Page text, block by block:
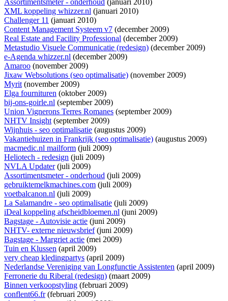
Assortimentsmeter - onderhoud (januari 2010)
XML koppeling whizzer.nl (januari 2010)
Challenger 11 (januari 2010)
Content Management Systeem v7 (december 2009)
Real Estate and Facility Professional (december 2009)
Metastudio Visuele Communicatie (redesign) (december 2009)
e-Agenda whizzer.nl (december 2009)
Amaroo (november 2009)
Jixaw Websolutions (seo optimalisatie) (november 2009)
Myrit(november 2009)
Elga fournituren (oktober 2009)
bij-ons-goirle.nl (september 2009)
Union Vignerons Terres Romanes (september 2009)
NHTV Insight(september 2009)
Wijnhuis - seo optimalisatie (augustus 2009)
Vakantiehuizen in Frankrijk (seo optimalisatie) (augustus 2009)
macmedic.nl mailform (juli 2009)
Heliotech - redesign (juli 2009)
NVLA Updater(juli 2009)
Assortimentsmeter - onderhoud (juli 2009)
gebruiktemelkmachines.com (juli 2009)
voetbalcanon.nl (juli 2009)
La Salamandre - seo optimalisatie (juli 2009)
iDeal koppeling afscheidbloemen.nl (juni 2009)
Bagstage - Autovisie actie (juni 2009)
NHTV- externe nieuwsbrief(juni 2009)
Bagstage - Margriet actie (mei 2009)
Tuin en Klussen (april 2009)
very cheap kledingpartys (april 2009)
Nederlandse Vereniging van Longfunctie Assistenten (april 2009)
Ferronerie du Riberal (redesign) (maart 2009)
Binnen verkoopstyling (februari 2009)
conflent66.fr(februari 2009)